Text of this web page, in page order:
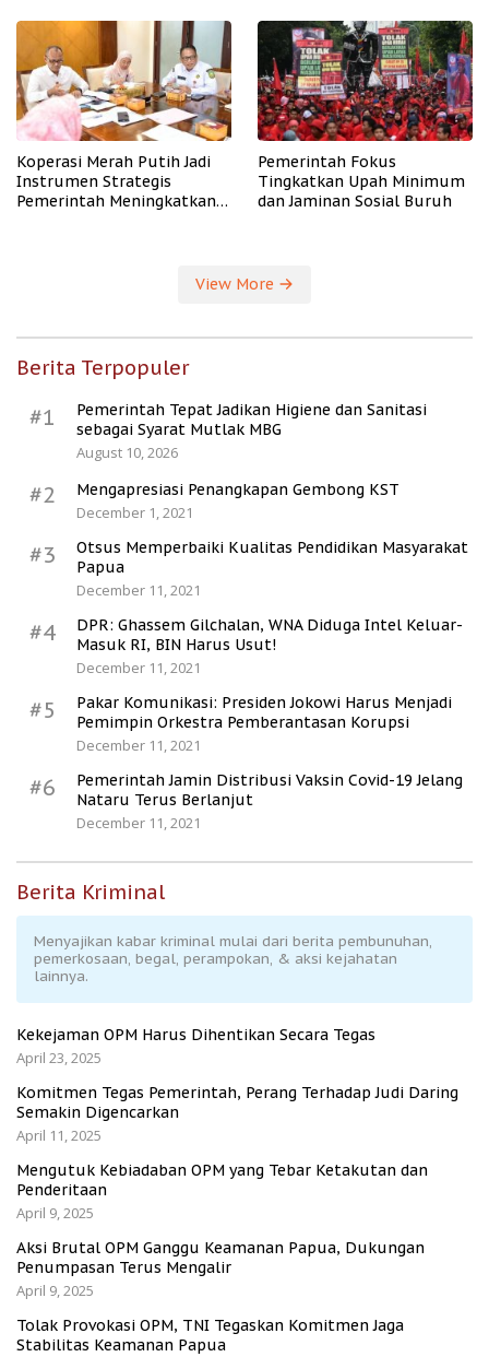
Koperasi Merah Putih Jadi
Instrumen Strategis
Pemerintah Meningkatkan
Pemerintah Fokus
Tingkatkan Upah Minimum
dan Jaminan Sosial Buruh
View More
Berita Terpopuler
#1
Pemerintah Tepat Jadikan Higiene dan Sanitasi
sebagai Syarat Mutlak MBG
August 10, 2026
#2
Mengapresiasi Penangkapan Gembong KST
December 1, 2021
#3
Otsus Memperbaiki Kualitas Pendidikan Masyarakat
Papua
December 11, 2021
#4
DPR: Ghassem Gilchalan, WNA Diduga Intel Keluar-
Masuk RI, BIN Harus Usut!
December 11, 2021
#5
Pakar Komunikasi: Presiden Jokowi Harus Menjadi
Pemimpin Orkestra Pemberantasan Korupsi
December 11, 2021
#6
Pemerintah Jamin Distribusi Vaksin Covid-19 Jelang
Nataru Terus Berlanjut
December 11, 2021
Berita Kriminal
Menyajikan kabar kriminal mulai dari berita pembunuhan,
pemerkosaan, begal, perampokan, & aksi kejahatan
lainnya.
Kekejaman OPM Harus Dihentikan Secara Tegas
April 23, 2025
Komitmen Tegas Pemerintah, Perang Terhadap Judi Daring
Semakin Digencarkan
April 11, 2025
Mengutuk Kebiadaban OPM yang Tebar Ketakutan dan
Penderitaan
April 9, 2025
Aksi Brutal OPM Ganggu Keamanan Papua, Dukungan
Penumpasan Terus Mengalir
April 9, 2025
Tolak Provokasi OPM, TNI Tegaskan Komitmen Jaga
Stabilitas Keamanan Papua